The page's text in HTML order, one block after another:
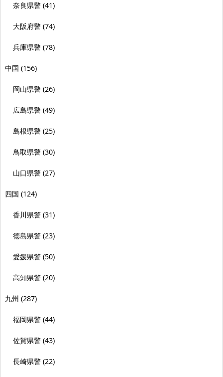
奈良県警 (41)
大阪府警 (74)
兵庫県警 (78)
中国 (156)
岡山県警 (26)
広島県警 (49)
島根県警 (25)
鳥取県警 (30)
山口県警 (27)
四国 (124)
香川県警 (31)
徳島県警 (23)
愛媛県警 (50)
高知県警 (20)
九州 (287)
福岡県警 (44)
佐賀県警 (43)
長崎県警 (22)